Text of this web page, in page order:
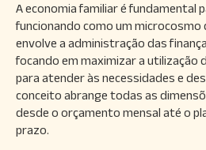
A economia familiar é fundamental
funcionando como um microcosmo
envolve a administração das
focando em maximizar a utilização
para atender às necessidades e
conceito abrange todas as
desde o orçamento mensal até o
prazo.